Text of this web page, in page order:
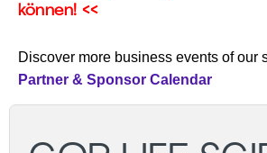
können! <<
Discover more business events of our
Partner & Sponsor Calendar